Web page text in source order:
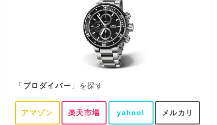
「 プロダイバー 」を探す
アマゾン 楽天市場 yahoo! メルカリ